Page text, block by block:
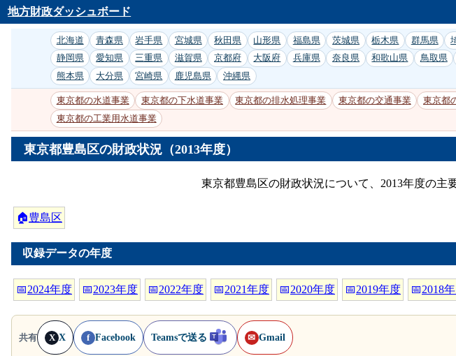
地方財政ダッシュボード
北海道 青森県 岩手県 宮城県 秋田県 山形県 福島県 茨城県 栃木県 群馬県
静岡県
愛知県 三重県 滋賀県 京都府 大阪府 兵庫県 奈良県 和歌山県 鳥取県
熊本県
大分県 宮崎県 鹿児島県 沖縄県
東京都の水道事業 東京都の下水道事業 東京都の排水処理事業 東京都の交通事業 東京都
東京都の工業用水道事業
東京都豊島区の財政状況（2013年度）
東京都豊島区の財政状況について、2013年度の主
🏠豊島区
収録データの年度
📅2024年度 📅2023年度 📅2022年度 📅2021年度 📅2020年度 📅2019年度 📅2018
共有 X X f Facebook Teamsで送る ✉ Gmail